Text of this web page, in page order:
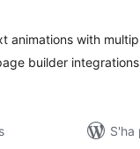
animations with
builder
S'ha